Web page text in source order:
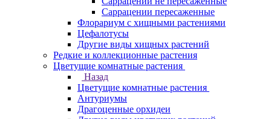
Саррацении пересаженные
Флорариум с хищными растениями
Цефалотусы
Другие виды хищных растений
Редкие и коллекционные растения
Цветущие комнатные растения
Назад
Цветущие комнатные растения
Антуриумы
Драгоценные орхидеи